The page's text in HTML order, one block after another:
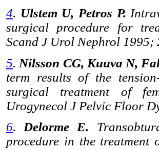
4. Ulstem U, Petros P.
surgical procedure for
Scand J Urol Nephrol 1995;
5. Nilsson CG, Kuuva N,
term results of the
surgical treatment of
Urogynecol J Pelvic Floor
6. Delorme E.
procedure in the treatment